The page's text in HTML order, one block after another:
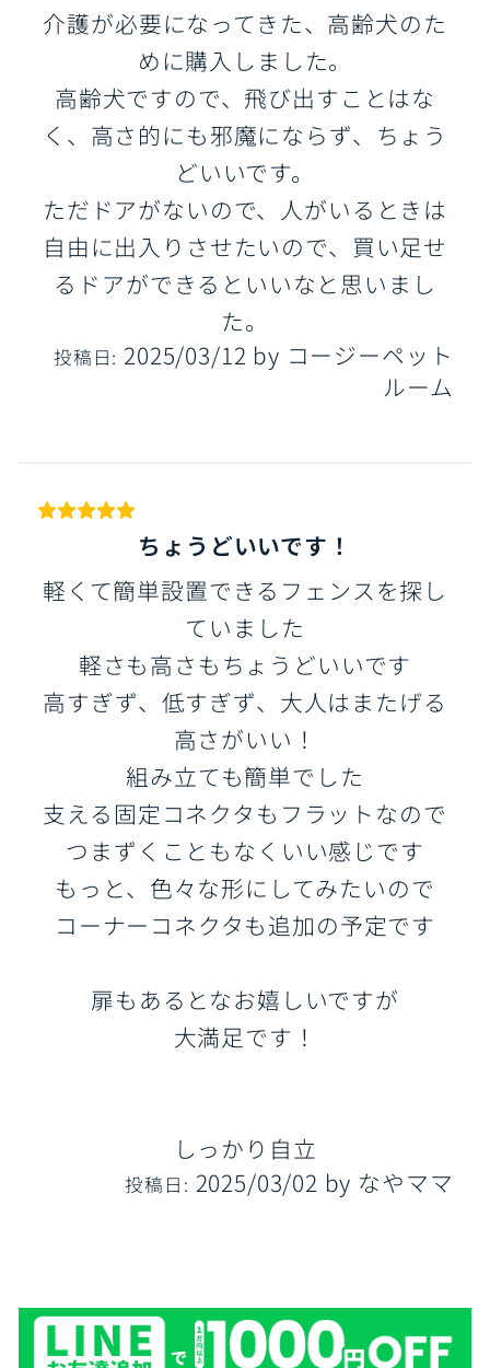
介護が必要になってきた、高齢犬のた
めに購入しました。
高齢犬ですので、飛び出すことはな
く、高さ的にも邪魔にならず、ちょう
どいいです。
ただドアがないので、人がいるときは
自由に出入りさせたいので、買い足せ
るドアができるといいなと思いまし
た。
投稿日: 2025/03/12 by コージーペット
ルーム
ちょうどいいです！
軽くて簡単設置できるフェンスを探し
ていました
軽さも高さもちょうどいいです
高すぎず、低すぎず、大人はまたげる
高さがいい！
組み立ても簡単でした
支える固定コネクタもフラットなので
つまずくこともなくいい感じです
もっと、色々な形にしてみたいので
コーナーコネクタも追加の予定です
扉もあるとなお嬉しいですが
大満足です！
しっかり自立
投稿日: 2025/03/02 by なやママ